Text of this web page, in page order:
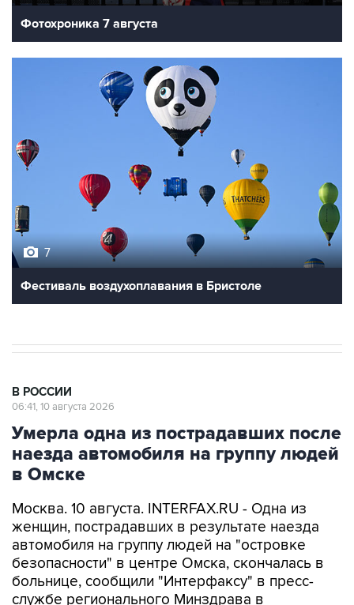
Фестиваль воздухоплавания в Бристоле
Умерла одна из пострадавших после
наезда автомобиля на группу людей
в Омске
Москва. 10 августа. INTERFAX.RU - Одна из
автомобиля на группу людей на "островке
безопасности" в центре Омска, скончалась в
больнице, сообщили "Интерфаксу" в пресс-
службе регионального Минздрава в
понедельник.